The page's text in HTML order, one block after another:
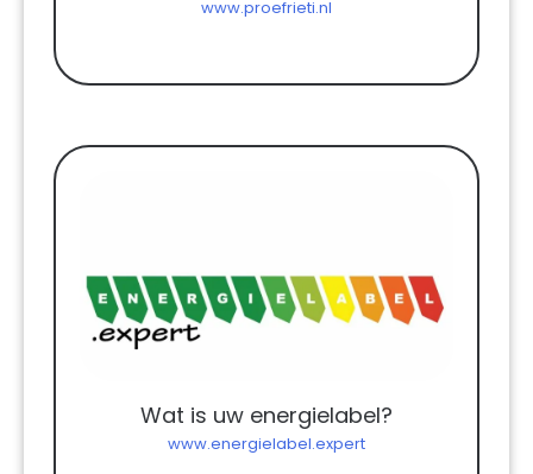
www.proefrieti.nl
Wat is uw energielabel?
www.energielabel.expert